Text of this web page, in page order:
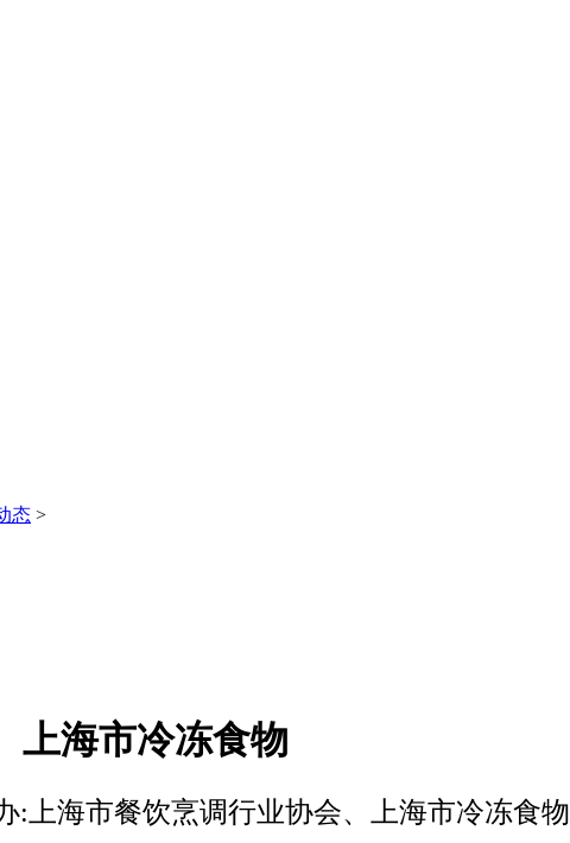
态 >
上海市冷冻食物
:上海市餐饮烹调行业协会、上海市冷冻食物